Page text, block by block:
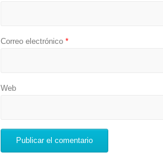
Correo electrónico*
Web